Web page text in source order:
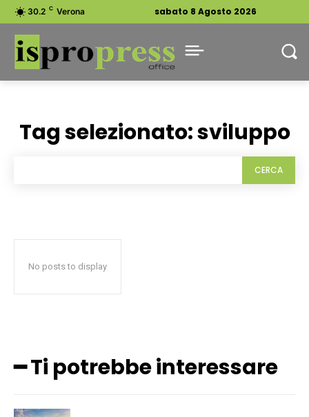
30.2 C Verona sabato 8 Agosto 2026
Tag selezionato:sviluppo
CERCA
No posts to display
━ Ti potrebbe interessare